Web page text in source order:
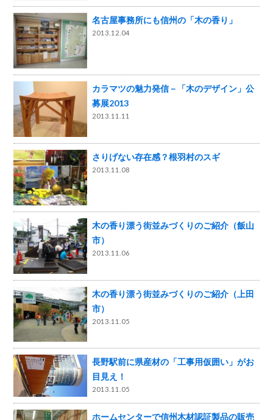
名古屋事務所にも信州の「木の香り」
2013.12.04
カラマツの魅力発信－「木のデザイン」公
募展2013
2013.11.11
さりげない存在感？根羽村のスギ
2013.11.08
木の香り漂う街並みづくりのご紹介（飯山
市）
2013.11.06
木の香り漂う街並みづくりのご紹介（上田
市）
2013.11.05
長野駅前に県産材の「工事用仮囲い」がお
目見え！
2013.11.05
ホームセンターで信州木材認証製品の販売